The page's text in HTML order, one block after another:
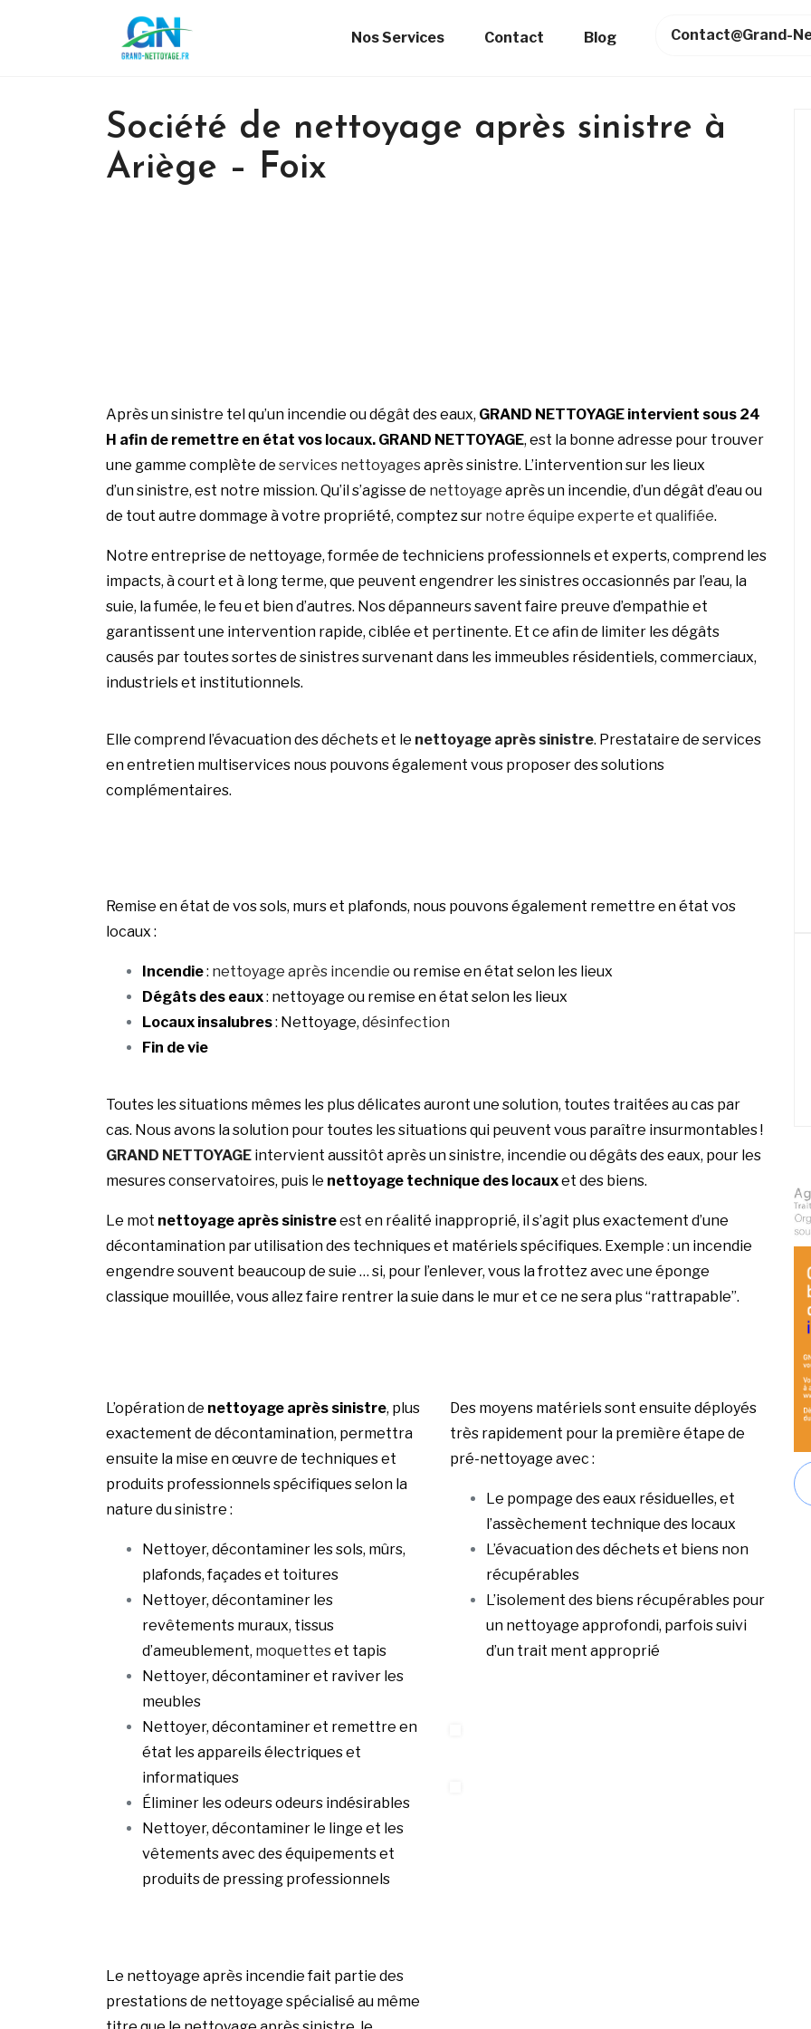
Nos Services Contact Blog Contact@grand-
Société de nettoyage après sinistre à
Ariège – Foix
Après un sinistre tel qu’un incendie ou dégât des eaux, GRAND NETTOYAGE intervient sous 24
H afin de remettre en état vos locaux. GRAND NETTOYAGE, est la bonne adresse pour trouver
une gamme complète de services nettoyagesaprès sinistre. L’intervention sur les lieux
d’un sinistre, est notre mission. Qu’il s’agisse de nettoyage après un incendie, d’un dégât d’eau ou
de tout autre dommage à votre propriété, comptez sur notre équipe experte et qualifiée.
Notre entreprise de nettoyage, formée de techniciens professionnels et experts, comprend les
impacts, à court et à long terme, que peuvent engendrer les sinistres occasionnés par l’eau, la
suie, la fumée, le feu et bien d’autres. Nos dépanneurs savent faire preuve d’empathie et
garantissent une intervention rapide, ciblée et pertinente. Et ce afin de limiter les dégâts
causés par toutes sortes de sinistres survenant dans les immeubles résidentiels, commerciaux,
industriels et institutionnels.
Elle comprend l’évacuation des déchets et le nettoyage après sinistre. Prestataire de services
en entretien multiservices nous pouvons également vous proposer des solutions
complémentaires.
Remise en état de vos sols, murs et plafonds, nous pouvons également remettre en état vos
locaux :
Incendie: nettoyage après incendie ou remise en état selon les lieux
Dégâts des eaux: nettoyage ou remise en état selon les lieux
Locaux insalubres: Nettoyage, désinfection
Fin de vie
Toutes les situations mêmes les plus délicates auront une solution, toutes traitées au cas par
cas. Nous avons la solution pour toutes les situations qui peuvent vous paraître insurmontables !
GRAND NETTOYAGE intervient aussitôt après un sinistre, incendie ou dégâts des eaux, pour les
mesures conservatoires, puis le nettoyage technique des locauxet des biens.
Le mot nettoyage après sinistreest en réalité inapproprié, il s’agit plus exactement d’une
décontamination par utilisation des techniques et matériels spécifiques. Exemple : un incendie
engendre souvent beaucoup de suie … si, pour l’enlever, vous la frottez avec une éponge
classique mouillée, vous allez faire rentrer la suie dans le mur et ce ne sera plus “rattrapable”.
L’opération de nettoyage après sinistre, plus
exactement de décontamination, permettra
ensuite la mise en œuvre de techniques et
produits professionnels spécifiques selon la
nature du sinistre :
Nettoyer, décontaminer les sols, mûrs,
plafonds, façades et toitures
Nettoyer, décontaminer les
revêtements muraux, tissus
d’ameublement, moquetteset tapis
Nettoyer, décontaminer et raviver les
meubles
Nettoyer, décontaminer et remettre en
état les appareils électriques et
informatiques
Éliminer les odeurs odeurs indésirables
Nettoyer, décontaminer le linge et les
vêtements avec des équipements et
produits de pressing professionnels
Le nettoyage après incendie fait partie des
prestations de nettoyage spécialisé au même
Des moyens matériels sont ensuite déployés
très rapidement pour la première étape de
pré-nettoyage avec :
Le pompage des eaux résiduelles, et
l’assèchement technique des locaux
L’évacuation des déchets et biens non
récupérables
L’isolement des biens récupérables pour
un nettoyage approfondi, parfois suivi
d’un trait ment approprié